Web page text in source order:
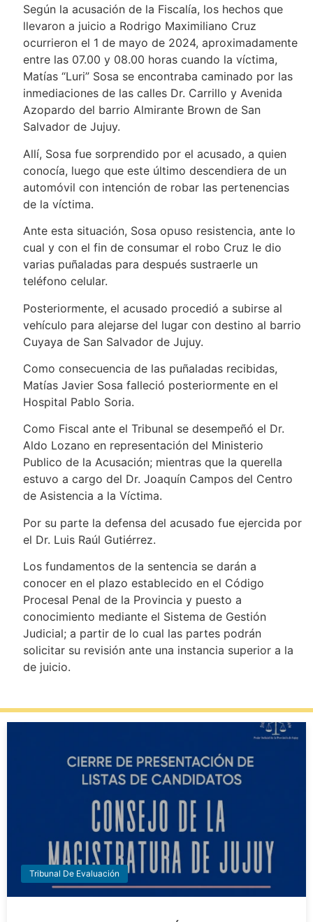
Según la acusación de la Fiscalía, los hechos que
llevaron a juicio a Rodrigo Maximiliano Cruz
ocurrieron el 1 de mayo de 2024, aproximadamente
entre las 07.00 y 08.00 horas cuando la víctima,
Matías “Luri” Sosa se encontraba caminado por las
inmediaciones de las calles Dr. Carrillo y Avenida
Azopardo del barrio Almirante Brown de San
Salvador de Jujuy.
Allí, Sosa fue sorprendido por el acusado, a quien
conocía, luego que este último descendiera de un
automóvil con intención de robar las pertenencias
de la víctima.
Ante esta situación, Sosa opuso resistencia, ante lo
cual y con el fin de consumar el robo Cruz le dio
varias puñaladas para después sustraerle un
teléfono celular.
Posteriormente, el acusado procedió a subirse al
vehículo para alejarse del lugar con destino al barrio
Cuyaya de San Salvador de Jujuy.
Como consecuencia de las puñaladas recibidas,
Matías Javier Sosa falleció posteriormente en el
Hospital Pablo Soria.
Como Fiscal ante el Tribunal se desempeñó el Dr.
Aldo Lozano en representación del Ministerio
Publico de la Acusación; mientras que la querella
estuvo a cargo del Dr. Joaquín Campos del Centro
de Asistencia a la Víctima.
Por su parte la defensa del acusado fue ejercida por
el Dr. Luis Raúl Gutiérrez.
Los fundamentos de la sentencia se darán a
conocer en el plazo establecido en el Código
Procesal Penal de la Provincia y puesto a
conocimiento mediante el Sistema de Gestión
Judicial; a partir de lo cual las partes podrán
solicitar su revisión ante una instancia superior a la
de juicio.
Tribunal De Evaluación